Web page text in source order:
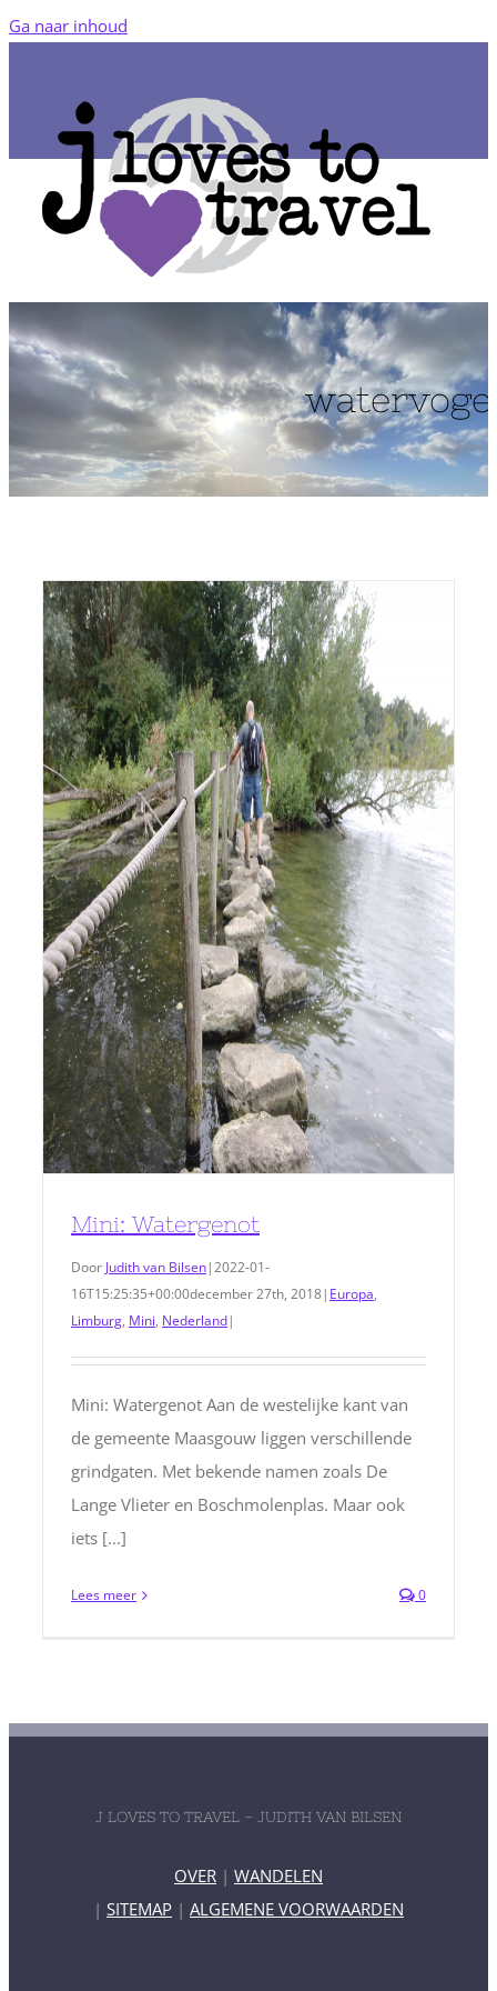
Ga naar inhoud
Mini: Watergenot
Door Judith van Bilsen|2022-01-
16T15:25:35+00:00december 27th, 2018| Europa,
Limburg, Mini, Nederland|
Mini: Watergenot Aan de westelijke kant van
de gemeente Maasgouw liggen verschillende
grindgaten. Met bekende namen zoals De
Lange Vlieter en Boschmolenplas. Maar ook
iets [...]
Lees meer 0
J LOVES TO TRAVEL – JUDITH VAN BILSEN
OVER | WANDELEN
| SITEMAP | ALGEMENE VOORWAARDEN